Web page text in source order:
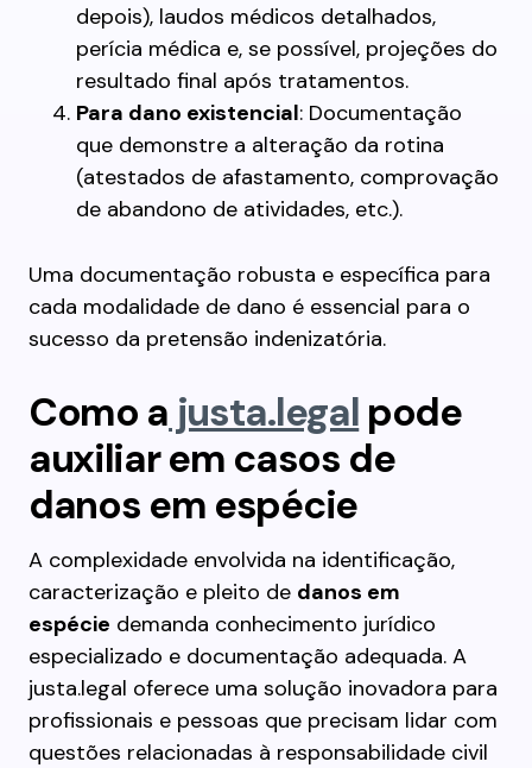
depois), laudos médicos detalhados,
perícia médica e, se possível, projeções do
resultado final após tratamentos.
Para dano existencial: Documentação
que demonstre a alteração da rotina
(atestados de afastamento, comprovação
de abandono de atividades, etc.).
Uma documentação robusta e específica para
cada modalidade de dano é essencial para o
sucesso da pretensão indenizatória.
Como a justa.legal pode
auxiliar em casos de
danos em espécie
A complexidade envolvida na identificação,
caracterização e pleito de danos em
espécie demanda conhecimento jurídico
especializado e documentação adequada. A
justa.legal oferece uma solução inovadora para
profissionais e pessoas que precisam lidar com
questões relacionadas à responsabilidade civil